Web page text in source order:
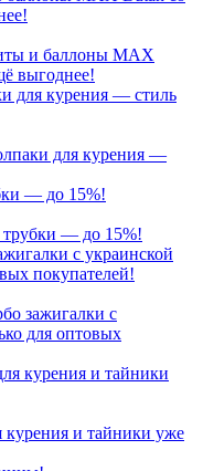
и баллоны MAX
выгоднее!
для курения —
— до 15%!
зажигалки с
для оптовых
курения и тайники уже